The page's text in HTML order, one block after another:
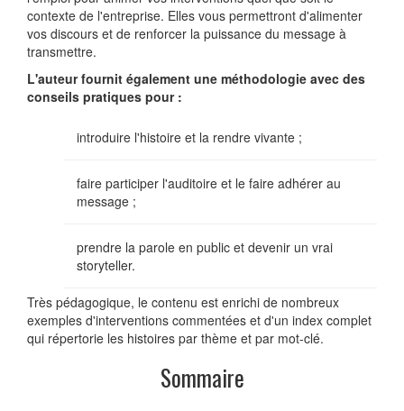
contexte de l'entreprise. Elles vous permettront d'alimenter
vos discours et de renforcer la puissance du message à
transmettre.
L'auteur fournit également une méthodologie avec des
conseils pratiques pour :
introduire l'histoire et la rendre vivante ;
faire participer l'auditoire et le faire adhérer au
message ;
prendre la parole en public et devenir un vrai
storyteller.
Très pédagogique, le contenu est enrichi de nombreux
exemples d'interventions commentées et d'un index complet
qui répertorie les histoires par thème et par mot-clé.
Sommaire